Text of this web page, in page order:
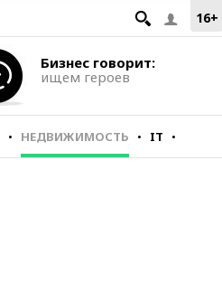
16+
Бизнес говорит:
ищем героев
НЕДВИЖИМОСТЬ IT